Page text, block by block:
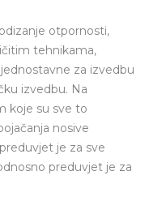
otpornosti,
tehnikama,
za izvedbu
izvedbu. Na
koje su sve to
nosive
je za sve
preduvjet je za